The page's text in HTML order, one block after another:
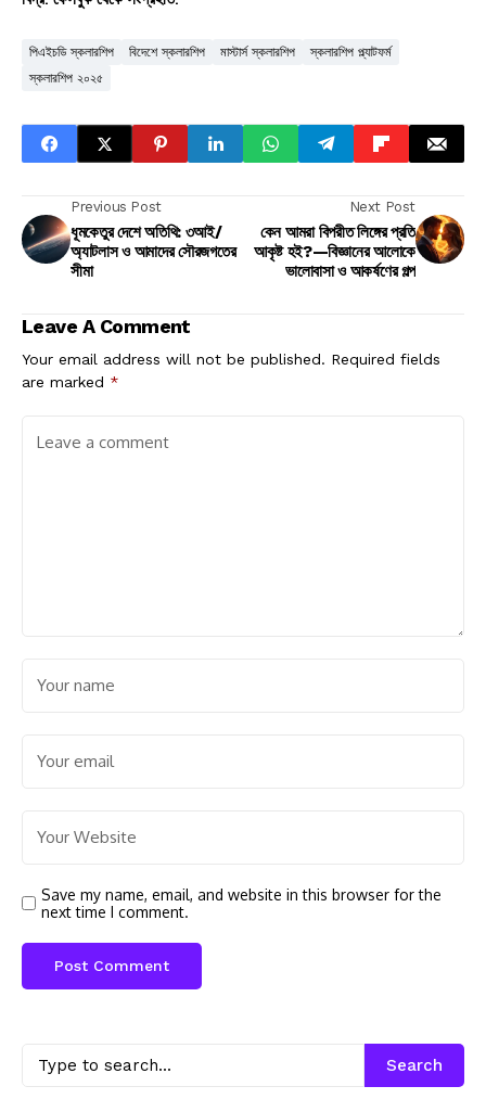
পিএইচডি স্কলারশিপ বিদেশে স্কলারশিপ মাস্টার্স স্কলারশিপ
স্কলারশিপ প্ল্যাটফর্ম
স্কলারশিপ ২০২৫
Previous Post
ধূমকেতুর দেশে অতিথি: ৩আই/
অ্যাটলাস ও আমাদের সৌরজগতের
সীমা
Next Post
কেন আমরা বিপরীত লিঙ্গের প্রতি
আকৃষ্ট হই?—বিজ্ঞানের আলোকে
ভালোবাসা ও আকর্ষণের গল্প
Leave A Comment
Your email address will not be published. Required fields
are marked *
Save my name, email, and website in this browser for the
next time I comment.
Search